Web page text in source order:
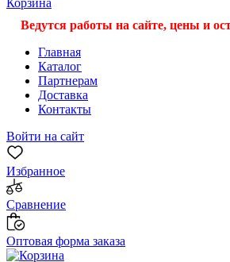
Корзина
Ведутся работы на сайте, цены и
Главная
Каталог
Партнерам
Доставка
Контакты
Войти на сайт
Избранное
Сравнение
Оптовая форма заказа